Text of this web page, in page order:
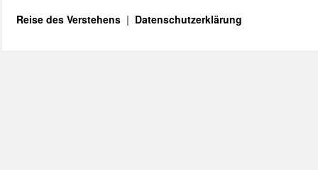
Reise des Verstehens Datenschutzerklärung